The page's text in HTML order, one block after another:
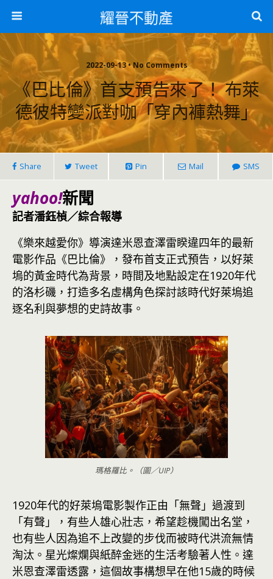
耀晉不動產
2022-09-13 • No Comments
《巴比倫》首支預告來了！ 布萊
德彼特變派對咖「穿內褲熱舞」
Share Tweet Pin Mail SMS
yahoo!新聞
記者潘鈺楨／綜合報導
《樂來越愛你》導演達米恩查澤雷睽違四年的最新
電影作品《巴比倫》，發布首支正式預告，以好萊
塢的黃金時代為背景，時間及地點設定在1920年代
的洛杉磯，打造多名虛構角色探討該時代好萊塢追
逐名利與夢想的史詩故事。
瑪格羅比。（圖／UIP）
1920年代的好萊塢電影製作正由「無聲」過渡到
「有聲」，有些人雄心壯志，希望趁機闖出名堂，
也有些人因為追不上改變的步伐而被時代洪流無情
淘汰。星光燦爛與紙醉金迷的生活考驗著人性。達
米恩查澤雷透露，這個故事構想早在他15歲的時候